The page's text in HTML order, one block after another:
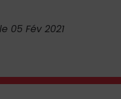
05 Fév 2021